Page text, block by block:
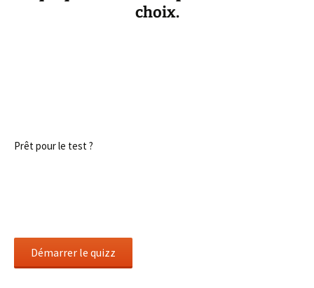
choix.
Prêt pour le test ?